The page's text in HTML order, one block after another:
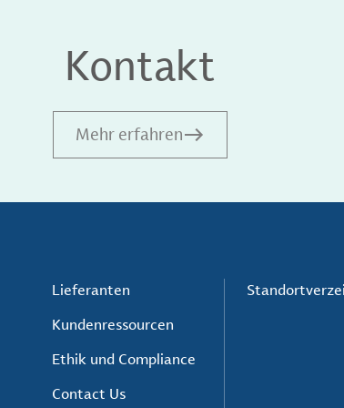
Kontakt
Mehr erfahren
Lieferanten
Kundenressourcen
Ethik und Compliance
Contact Us